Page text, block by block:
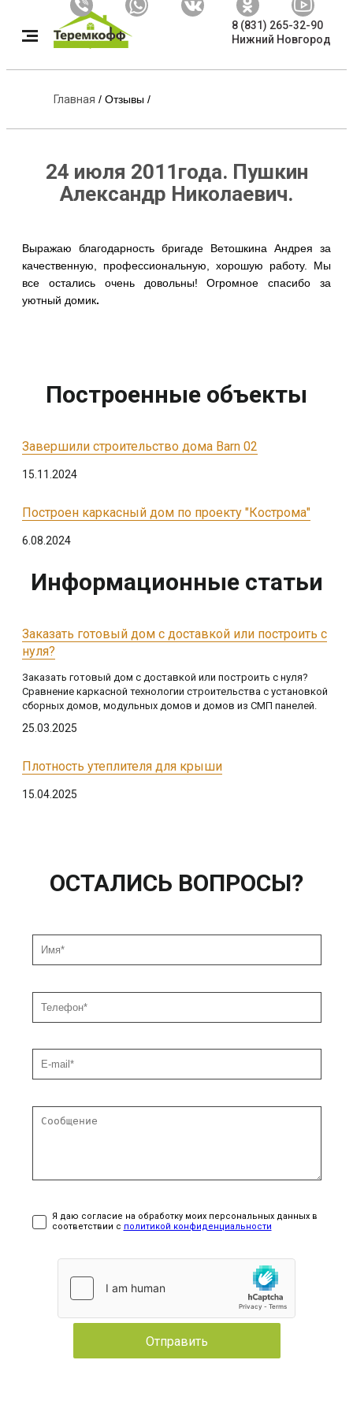
8 (831) 265-32-90
Нижний Новгород
Главная / Отзывы /
24 июля 2011года. Пушкин
Александр Николаевич.
Выражаю благодарность бригаде Ветошкина Андрея за
качественную, профессиональную, хорошую работу. Мы
все остались очень довольны! Огромное спасибо за
уютный домик.
Построенные объекты
Завершили строительство дома Barn 02
15.11.2024
Построен каркасный дом по проекту "Кострома"
6.08.2024
Информационные статьи
Заказать готовый дом с доставкой или построить с
нуля?
Заказать готовый дом с доставкой или построить с нуля?
Сравнение каркасной технологии строительства с установкой
сборных домов, модульных домов и домов из СМП панелей.
25.03.2025
Плотность утеплителя для крыши
15.04.2025
ОСТАЛИСЬ ВОПРОСЫ?
Я даю согласие на обработку моих персональных данных в
соответствии с политикой конфиденциальности